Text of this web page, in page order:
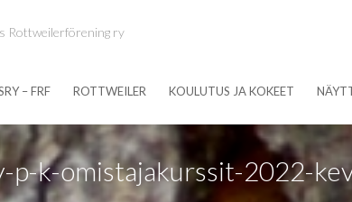
Rottweilerförening ry
– FRF ROTTWEILER KOULUTUS JA KOKEET
p-k-omistajakurssit-2022-